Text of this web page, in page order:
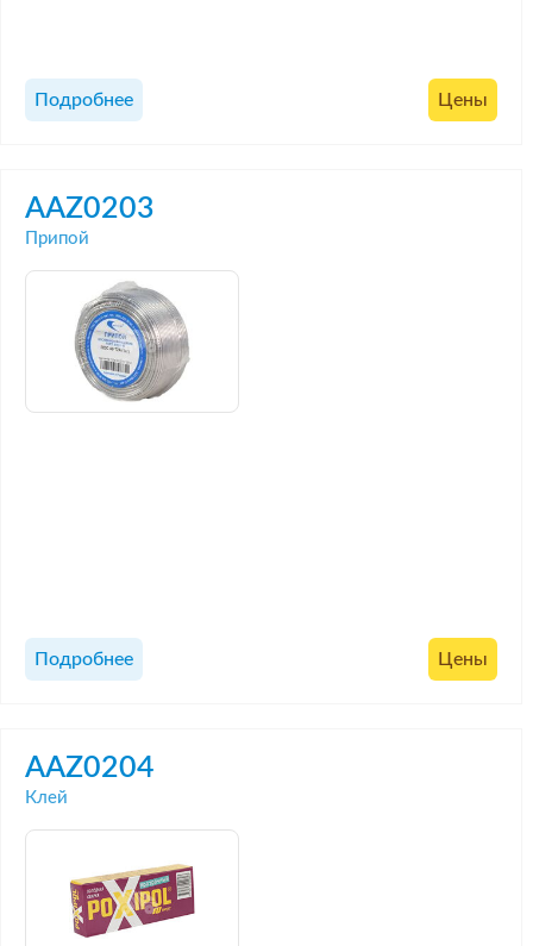
Подробнее Цены
AAZ0203
Припой
Подробнее Цены
AAZ0204
Клей